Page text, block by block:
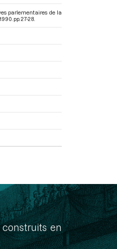
parlementaires de la
. 1990. pp. 27-28.
en